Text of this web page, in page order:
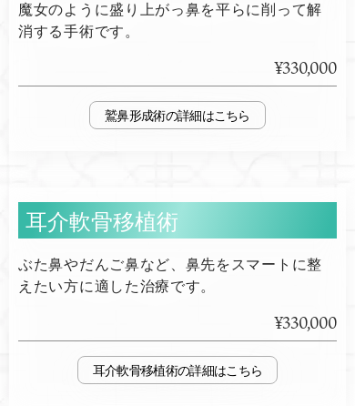
魔女のように盛り上がっ鼻を平らに削って解
消する手術です。
¥330,000
鷲鼻形成術
耳介軟骨移植術
ぶた鼻やだんご鼻など、鼻先をスマートに整
えたい方に適した治療です。
¥330,000
耳介軟骨移植術